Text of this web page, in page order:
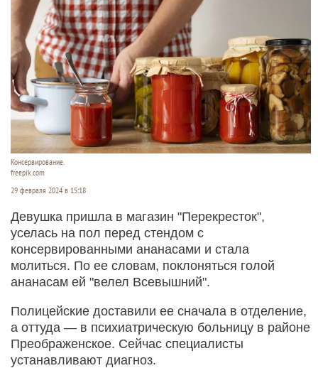
Консервирование.
freepik.com
29 февраля 2024 в 15:18
Девушка пришла в магазин "Перекресток",
уселась на пол перед стендом с
консервированными ананасами и стала
молиться. По ее словам, поклоняться голой
ананасам ей "велел Всевышний".
Полицейские доставили ее сначала в отделение,
а оттуда — в психиатрическую больницу в районе
Преображенское. Сейчас специалисты
устанавливают диагноз.